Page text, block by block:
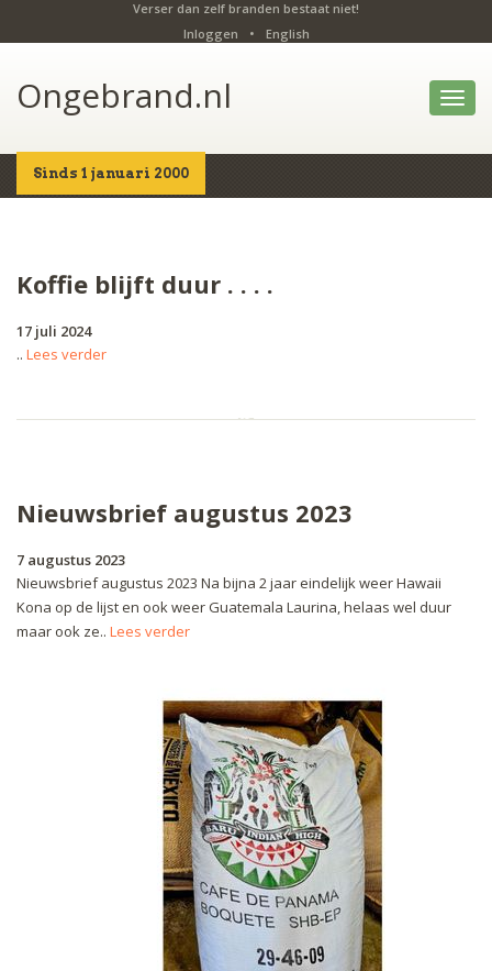
Verser dan zelf branden bestaat niet!
Inloggen
• English
Ongebrand.nl
Sinds 1 januari 2000
Home Nieuws
Koffie blijft duur . . . .
17 juli 2024
.. Lees verder
Nieuwsbrief augustus 2023
7 augustus 2023
Nieuwsbrief augustus 2023 Na bijna 2 jaar eindelijk weer Hawaii
Kona op de lijst en ook weer Guatemala Laurina, helaas wel duur
maar ook ze.. Lees verder